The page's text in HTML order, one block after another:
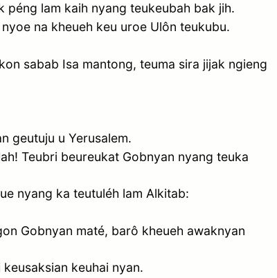
péng lam kaih nyang teukeubah bak jih.
na kheueh keu uroe Ulôn teukubu.
sabab Isa mantong, teuma sira jijak ngieng
geutuju u Yerusalem.
Teubri beureukat Gobnyan nyang teuka
nyang ka teutuléh lam Alkitab:
Gobnyan maté, barô kheueh awaknyan
keuhai nyan.